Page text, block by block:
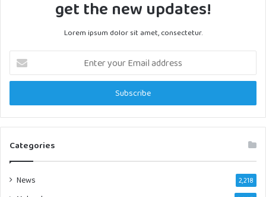
get the new updates!
Lorem ipsum dolor sit amet, consectetur.
Enter
your
Email
Categories
News 2,218